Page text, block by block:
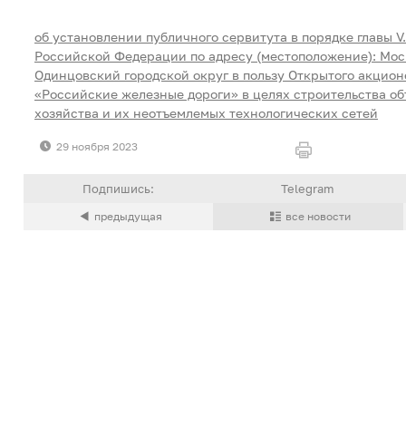
об установлении публичного сервитута в порядке главы
Российской Федерации по адресу (местоположение):
Одинцовский городской округ в пользу Открытого
«Российские железные дороги» в целях строительства
хозяйства и их неотъемлемых технологических сетей
29 ноября 2023